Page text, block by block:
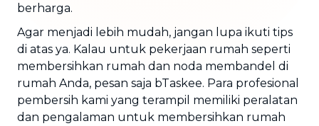
berharga.
Agar menjadi lebih mudah, jangan lupa ikuti tips
di atas ya. Kalau untuk pekerjaan rumah seperti
membersihkan rumah dan noda membandel di
rumah Anda, pesan saja bTaskee. Para profesional
pembersih kami yang terampil memiliki peralatan
dan pengalaman untuk membersihkan rumah